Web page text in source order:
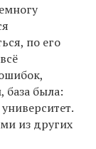
по его
база была:
из других